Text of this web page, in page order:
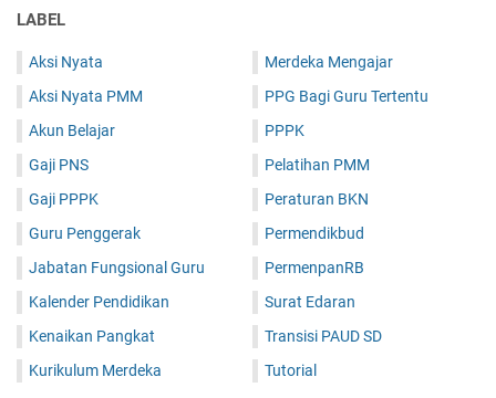
LABEL
Aksi Nyata
Aksi Nyata PMM
Akun Belajar
Gaji PNS
Gaji PPPK
Guru Penggerak
Jabatan Fungsional Guru
Kalender Pendidikan
Kenaikan Pangkat
Kurikulum Merdeka
Merdeka Mengajar
PPG Bagi Guru Tertentu
PPPK
Pelatihan PMM
Peraturan BKN
Permendikbud
PermenpanRB
Surat Edaran
Transisi PAUD SD
Tutorial